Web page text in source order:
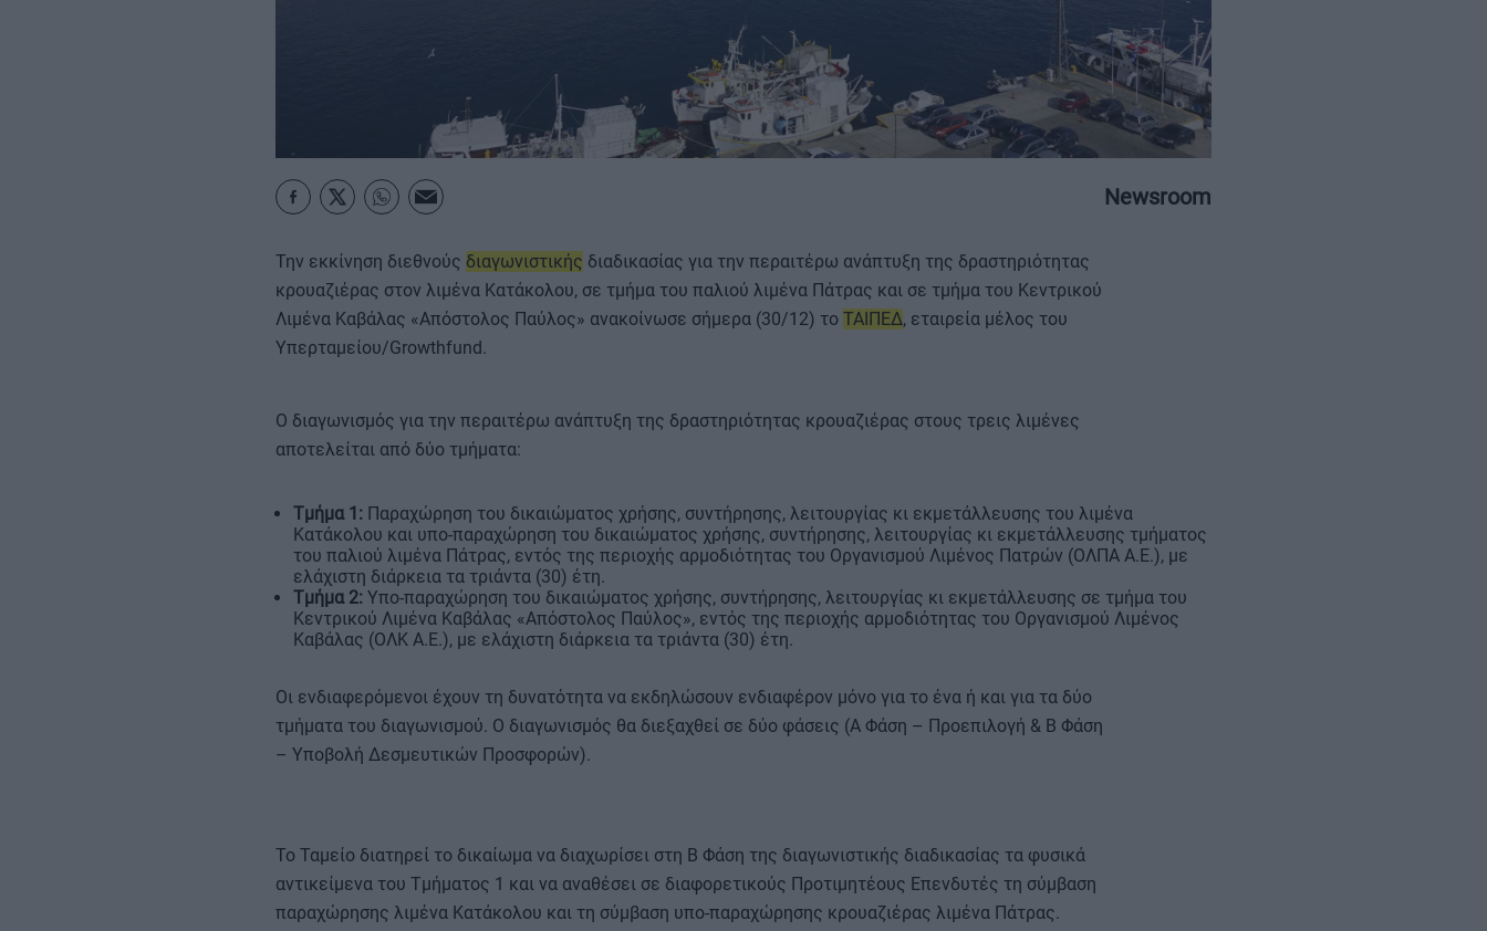
ΕΠΙΚΟΙΝΩΝΙΑNewsroom
Την εκκίνηση διεθνούς διαγωνιστικής διαδικασίας για την περαιτέρω ανάπτυξη της δραστηριότητας
κρουαζιέρας στον λιμένα Κατάκολου, σε τμήμα του παλιού λιμένα Πάτρας και σε τμήμα του Κεντρικού
Λιμένα Καβάλας «Απόστολος Παύλος» ανακοίνωσε σήμερα (30/12) το ΤΑΙΠΕΔ, εταιρεία μέλος του
Υπερταμείου/Growthfund.
Ο διαγωνισμός για την περαιτέρω ανάπτυξη της δραστηριότητας κρουαζιέρας στους τρεις λιμένες
αποτελείται από δύο τμήματα:
Τμήμα 1:Παραχώρηση του δικαιώματος χρήσης, συντήρησης, λειτουργίας κι εκμετάλλευσης του λιμένα
Κατάκολου και υπο-παραχώρηση του δικαιώματος χρήσης, συντήρησης, λειτουργίας κι εκμετάλλευσης τμήματος
του παλιού λιμένα Πάτρας, εντός της περιοχής αρμοδιότητας του Οργανισμού Λιμένος Πατρών (ΟΛΠΑ Α.Ε.), με
ελάχιστη διάρκεια τα τριάντα (30) έτη.
Τμήμα 2: Υπο-παραχώρηση του δικαιώματος χρήσης, συντήρησης, λειτουργίας κι εκμετάλλευσης σε τμήμα του
Κεντρικού Λιμένα Καβάλας «Απόστολος Παύλος», εντός της περιοχής αρμοδιότητας του Οργανισμού Λιμένος
Καβάλας (ΟΛΚ Α.Ε.), με ελάχιστη διάρκεια τα τριάντα (30) έτη.
Οι ενδιαφερόμενοι έχουν τη δυνατότητα να εκδηλώσουν ενδιαφέρον μόνο για το ένα ή και για τα δύο
τμήματα του διαγωνισμού. Ο διαγωνισμός θα διεξαχθεί σε δύο φάσεις (Α Φάση – Προεπιλογή & Β Φάση
– Υποβολή Δεσμευτικών Προσφορών).
Το Ταμείο διατηρεί το δικαίωμα να διαχωρίσει στη Β Φάση της διαγωνιστικής διαδικασίας τα φυσικά
αντικείμενα του Τμήματος 1 και να αναθέσει σε διαφορετικούς Προτιμητέους Επενδυτές τη σύμβαση
παραχώρησης λιμένα Κατάκολου και τη σύμβαση υπο-παραχώρησης κρουαζιέρας λιμένα Πάτρας.